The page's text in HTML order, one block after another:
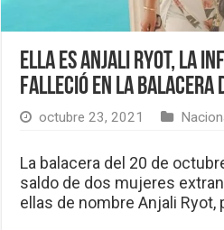
Ella es Anjali Ryot, la
falleció en la balacera
octubre 23, 2021
La balacera del 20 de
saldo de dos mujeres
ellas de nombre Anjali Ryot,